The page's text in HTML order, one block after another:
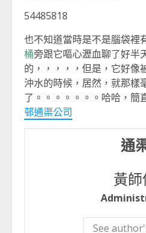
54485818
也不知道當時是不是腦袋裡
桶旁跟它嘔心瀝血聊了好半
的，，，，，但是，它好像
沖水的時候，居然，就那樣
了。。。。。。。哈哈，簡
邨通渠公司
通
黃
See